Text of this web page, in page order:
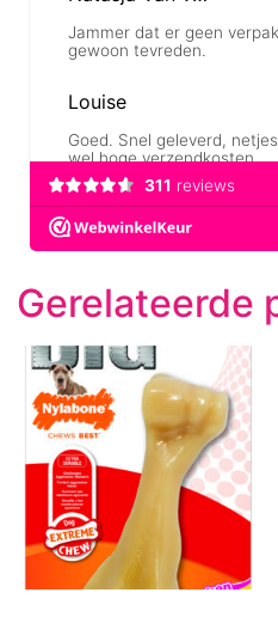
Gerelateerde